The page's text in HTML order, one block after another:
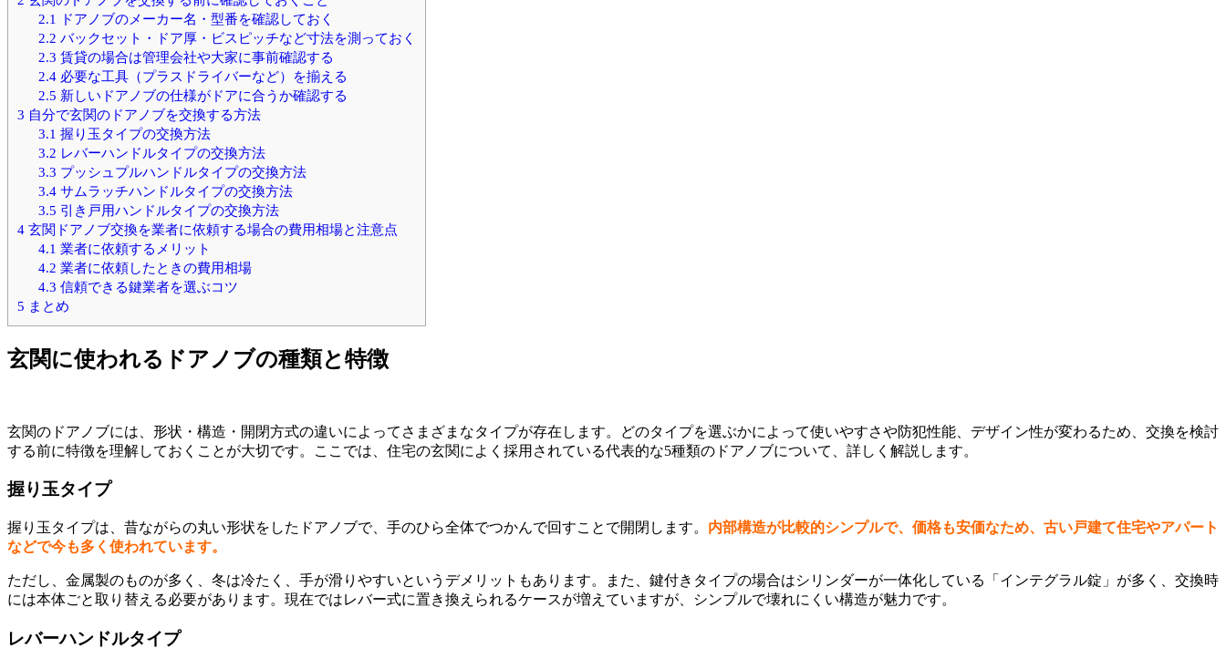
2.1
ドアノブのメーカー名・型番を確認しておく
2.2 バックセット・ドア厚・ビスピッチなど寸法を測っておく
2.3 賃貸の場合は管理会社や大家に事前確認する
2.4必要な工具（プラスドライバーなど）を揃える
2.5 新しいドアノブの仕様がドアに合うか確認する
3 自分で玄関のドアノブを交換する方法
3.1 握り玉タイプの交換方法
3.2 レバーハンドルタイプの交換方法
3.3 プッシュプルハンドルタイプの交換方法
3.4サムラッチハンドルタイプの交換方法
3.5 引き戸用ハンドルタイプの交換方法
4 玄関ドアノブ交換を業者に依頼する場合の費用相場と注意点
4.1 業者に依頼するメリット
4.2 業者に依頼したときの費用相場
4.3 信頼できる鍵業者を選ぶコツ
5 まとめ
玄関に使われるドアノブの種類と特徴
玄関のドアノブには、形状・構造・開閉方式の違いによってさまざまなタイプが存在します。どのタイプを選ぶかによって使いやすさや防犯性能、デザイン性が変わるため、交換を検討
する前に特徴を理解しておくことが大切です。ここでは、住宅の玄関によく採用されている代表的な5種類のドアノブについて、詳しく解説します。
握り玉タイプ
握り玉タイプは、昔ながらの丸い形状をしたドアノブで、手のひら全体でつかんで回すことで開閉します。 内部構造が比較的シンプルで、価格も安価なため、古い戸建て住宅やアパート
などで今も多く使われています。
ただし、金属製のものが多く、冬は冷たく、手が滑りやすいというデメリットもあります。また、鍵付きタイプの場合はシリンダーが一体化している「インテグラル錠」が多く、交換時
には本体ごと取り替える必要があります。現在ではレバー式に置き換えられるケースが増えていますが、シンプルで壊れにくい構造が魅力です。
レバーハンドルタイプ